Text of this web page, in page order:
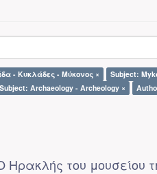
- Κυκλάδες - Μύκονος × Subject:
Subject: Archaeology - Archeology ×
Ηρακλής του μουσείου